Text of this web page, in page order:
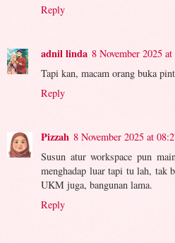
Reply
adnil linda 8 November 2025
Tapi kan, macam orang buka
Reply
Pizzah 8 November 2025 at
Susun atur workspace pun
menghadap luar tapi tu lah, tak
UKM juga, bangunan lama.
Reply